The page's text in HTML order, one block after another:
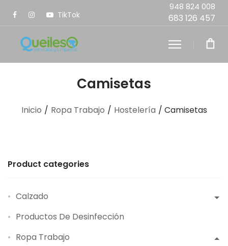
TikTok
948 824 008
683 126 457
Camisetas
Inicio / Ropa Trabajo / Hostelería / Camisetas
Product categories
Calzado
Productos De Desinfección
Ropa Trabajo